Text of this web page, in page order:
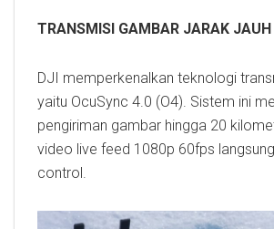
TRANSMISI GAMBAR JARAK JAUH
DJI memperkenalkan teknologi
yaitu OcuSync 4.0 (O4). Sistem ini
pengiriman gambar hingga 20
video live feed 1080p 60fps
control.